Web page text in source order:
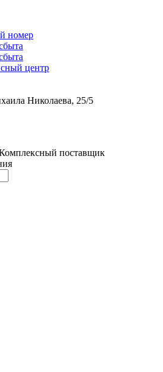
номер
центр
Николаева, 25/5
поставщик